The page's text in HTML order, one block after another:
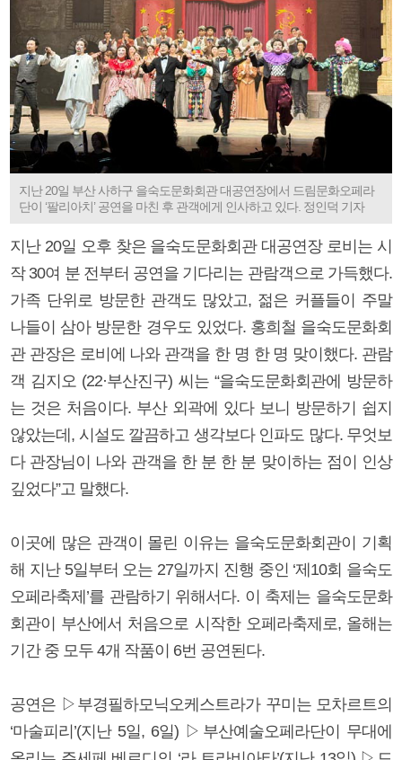
지난 20일 부산 사하구 을숙도문화회관 대공연장에서 드림문화오페라
단이 ‘팔리아치’ 공연을 마친 후 관객에게 인사하고 있다. 정인덕 기자
지난 20일 오후 찾은 을숙도문화회관 대공연장 로비는 시
작 30여 분 전부터 공연을 기다리는 관람객으로 가득했다.
가족 단위로 방문한 관객도 많았고, 젊은 커플들이 주말
나들이 삼아 방문한 경우도 있었다. 홍희철 을숙도문화회
관 관장은 로비에 나와 관객을 한 명 한 명 맞이했다. 관람
객 김지오 (22·부산진구) 씨는 “을숙도문화회관에 방문하
는 것은 처음이다. 부산 외곽에 있다 보니 방문하기 쉽지
않았는데, 시설도 깔끔하고 생각보다 인파도 많다. 무엇보
다 관장님이 나와 관객을 한 분 한 분 맞이하는 점이 인상
깊었다”고 말했다.
이곳에 많은 관객이 몰린 이유는 을숙도문화회관이 기획
해 지난 5일부터 오는 27일까지 진행 중인 ‘제10회 을숙도
오페라축제’를 관람하기 위해서다. 이 축제는 을숙도문화
회관이 부산에서 처음으로 시작한 오페라축제로, 올해는
기간 중 모두 4개 작품이 6번 공연된다.
공연은 ▷부경필하모닉오케스트라가 꾸미는 모차르트의
‘마술피리’(지난 5일, 6일) ▷부산예술오페라단이 무대에